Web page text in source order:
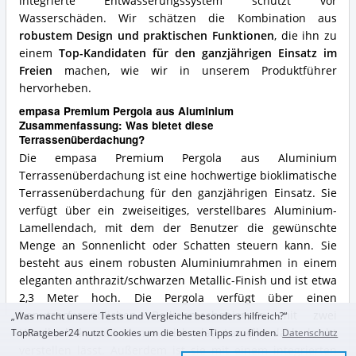
Wasserschäden. Wir schätzen die Kombination aus
robustem Design und praktischen Funktionen, die ihn zu
einem Top-Kandidaten für den ganzjährigen Einsatz im
Freien machen, wie wir in unserem Produktführer
hervorheben.
empasa Premium Pergola aus Aluminium
Zusammenfassung: Was bietet diese
Terrassenüberdachung?
Die empasa Premium Pergola aus Aluminium
Terrassenüberdachung ist eine hochwertige bioklimatische
Terrassenüberdachung für den ganzjährigen Einsatz. Sie
verfügt über ein zweiseitiges, verstellbares Aluminium-
Lamellendach, mit dem der Benutzer die gewünschte
Menge an Sonnenlicht oder Schatten steuern kann. Sie
besteht aus einem robusten Aluminiumrahmen in einem
eleganten anthrazit/schwarzen Metallic-Finish und ist etwa
2,3 Meter hoch. Die Pergola verfügt über einen
benutzerfreundlichen Bedienmechanismus mit zwei
Handkurbeln, mit denen sich das Lamellendach leicht
verstellen lässt. Außerdem ist sie mit einem integrierten
„Was macht unsere Tests und Vergleiche besonders hilfreich?“
TopRatgeber24 nutzt Cookies um die besten Tipps zu finden. Datenschutz